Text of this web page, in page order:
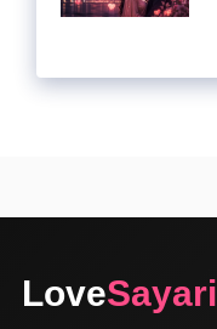
LoveSayari